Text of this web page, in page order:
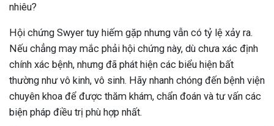
nhiêu?
Hội chứng Swyer tuy hiếm gặp nhưng vẫn có tỷ lệ xảy ra.
Nếu chẳng may mắc phải hội chứng này, dù chưa xác định
chính xác bệnh, nhưng đã phát hiện các biểu hiện bất
thường như vô kinh, vô sinh. Hãy nhanh chóng đến bệnh viện
chuyên khoa để được thăm khám, chẩn đoán và tư vấn các
biện pháp điều trị phù hợp nhất.